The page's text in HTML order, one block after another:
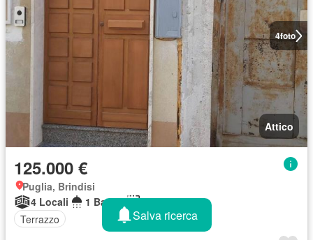
4foto
Attico
125.000 €
Puglia, Brindisi
4 Locali
1 Bagno
181 m²
Terrazzo
Salva ricerca